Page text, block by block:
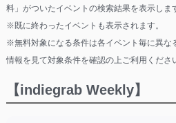
料」がついたイベントの検索結果を表示しま
※既に終わったイベントも表示されます。
※無料対象になる条件は各イベント毎に異な
情報を見て対象条件を確認の上ご利用くださ
【indiegrab Weekly】